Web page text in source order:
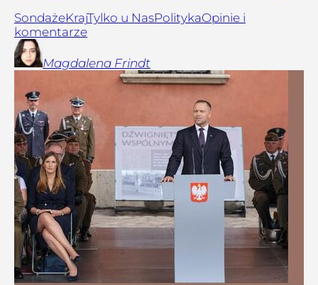
SondażeKrajTylko u NasPolitykaOpinie i
komentarze
Magdalena Frindt